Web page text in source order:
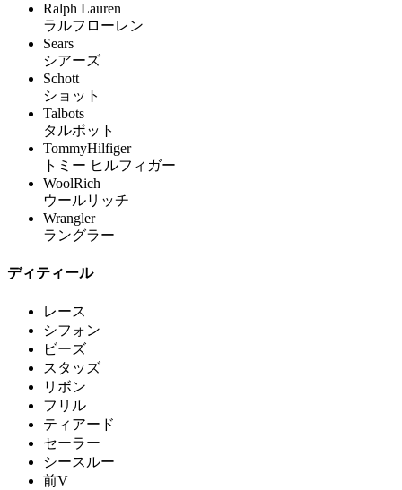
Ralph Lauren
ラルフローレン
Sears
シアーズ
Schott
ショット
Talbots
タルボット
TommyHilfiger
トミー ヒルフィガー
WoolRich
ウールリッチ
Wrangler
ラングラー
ディティール
レース
シフォン
ビーズ
スタッズ
リボン
フリル
ティアード
セーラー
シースルー
前V